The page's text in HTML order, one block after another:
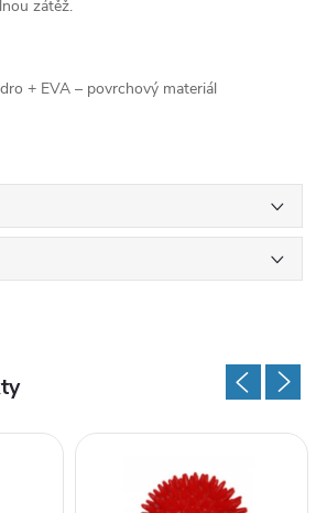
zátěž.
+ EVA – povrchový materiál